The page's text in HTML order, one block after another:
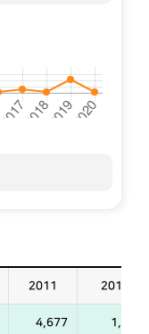
2011 2012
4,677 1,000